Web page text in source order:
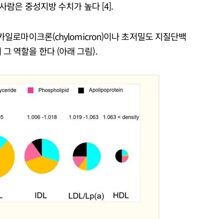
람은 중성지방 수치가 높다 [4].
일로마이크론(chylomicron)이나 초저밀도 지질단백
역할을 한다 (아래 그림).